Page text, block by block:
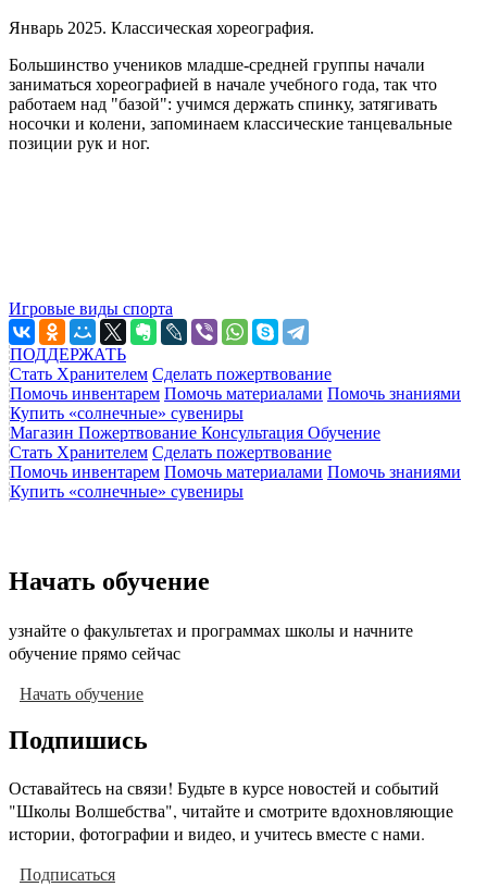
Январь 2025. Классическая хореография.
Большинство учеников младше-средней группы начали
заниматься хореографией в начале учебного года, так что
работаем над "базой": учимся держать спинку, затягивать
носочки и колени, запоминаем классические танцевальные
позиции рук и ног.
Игровые виды спорта
ПОДДЕРЖАТЬ
Стать Хранителем Сделать пожертвование
Помочь инвентарем Помочь материалами Помочь знаниями
Купить «солнечные» сувениры
Магазин Пожертвование Консультация Обучение
Стать Хранителем Сделать пожертвование
Помочь инвентарем Помочь материалами Помочь знаниями
Купить «солнечные» сувениры
Начать обучение
узнайте о факультетах и программах школы и начните
обучение прямо сейчас
Начать обучение
Подпишись
Оставайтесь на связи! Будьте в курсе новостей и событий
"Школы Волшебства", читайте и смотрите вдохновляющие
истории, фотографии и видео, и учитесь вместе с нами.
Подписаться